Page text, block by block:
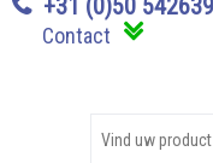
+31 (0)50
Contact